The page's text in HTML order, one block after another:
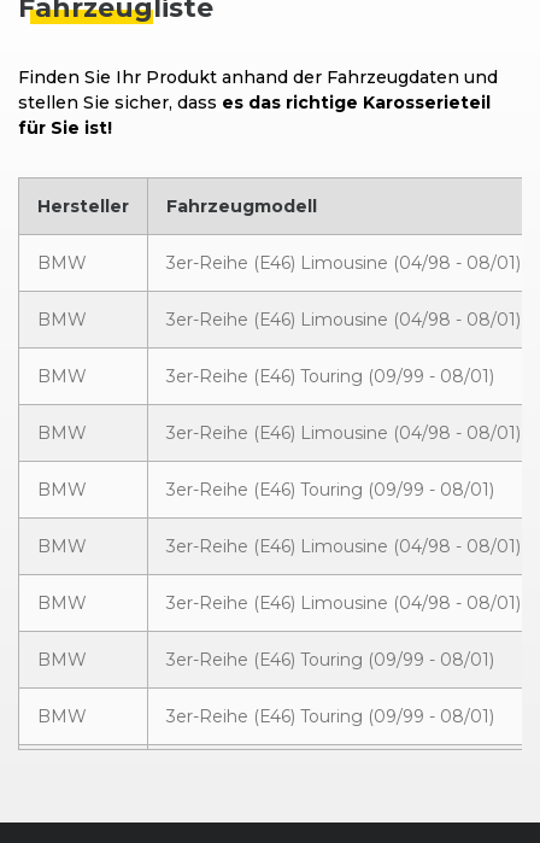
Fahrzeugliste
Finden Sie Ihr Produkt anhand der Fahrzeugdaten und
stellen Sie sicher, dass es das richtige Karosserieteil
für Sie ist!
Hersteller Fahrzeugmodell
BMW 3er-Reihe (E46) Limousine (04/98 - 08/01)
BMW 3er-Reihe (E46) Limousine (04/98 - 08/01)
BMW 3er-Reihe (E46) Touring (09/99 - 08/01)
BMW 3er-Reihe (E46) Limousine (04/98 - 08/01)
BMW 3er-Reihe (E46) Touring (09/99 - 08/01)
BMW 3er-Reihe (E46) Limousine (04/98 - 08/01)
BMW 3er-Reihe (E46) Limousine (04/98 - 08/01)
BMW 3er-Reihe (E46) Touring (09/99 - 08/01)
BMW 3er-Reihe (E46) Touring (09/99 - 08/01)
BMW 3er-Reihe (E46) Limousine (04/98 - 08/01)